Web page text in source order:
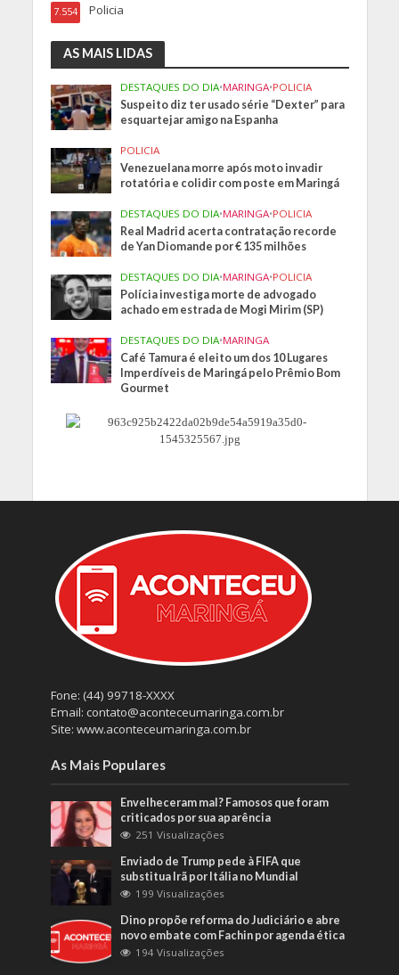
Policia
7.554
AS MAIS LIDAS
DESTAQUES DO DIA•MARINGA•POLICIA
Suspeito diz ter usado série “Dexter” para
esquartejar amigo na Espanha
POLICIA
Venezuelana morre após moto invadir
rotatória e colidir com poste em Maringá
DESTAQUES DO DIA•MARINGA•POLICIA
Real Madrid acerta contratação recorde
de Yan Diomande por € 135 milhões
DESTAQUES DO DIA•MARINGA•POLICIA
Polícia investiga morte de advogado
achado em estrada de Mogi Mirim (SP)
DESTAQUES DO DIA•MARINGA
Café Tamura é eleito um dos 10 Lugares
Imperdíveis de Maringá pelo Prêmio Bom
Gourmet
Fone: (44) 99718-XXXX
Email: contato@aconteceumaringa.com.br
Site: www.aconteceumaringa.com.br
As Mais Populares
Envelheceram mal? Famosos que foram
criticados por sua aparência
251 Visualizações
Enviado de Trump pede à FIFA que
substitua Irã por Itália no Mundial
199 Visualizações
Dino propõe reforma do Judiciário e abre
novo embate com Fachin por agenda ética
194 Visualizações